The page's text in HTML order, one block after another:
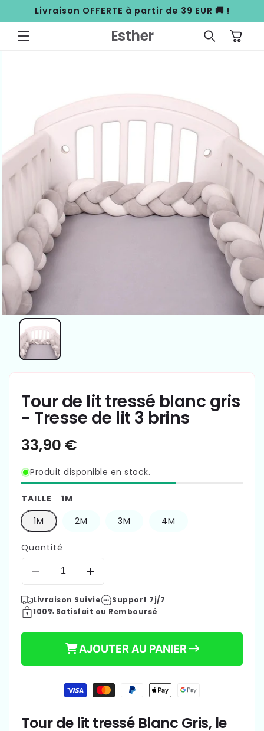
PASSER
AU
CONTENU
Livraison OFFERTE à partir de 39 EUR 🚚 !
Esther Panier
Tour de lit tressé blanc gris
- Tresse de lit 3 brins
Prix
33,90 €
Produit disponible en stock.
TAILLE
1M
1M
2M 3M 4M
Quantité
Réduire
quantité
de
tressé
de
Augmenter
quantité
de
lit
tressé
gris
-
de
Livraison Suivie
Support 7j/7
100% Satisfait ou Remboursé
AJOUTER AU PANIER
Tour de lit tressé Blanc Gris, le